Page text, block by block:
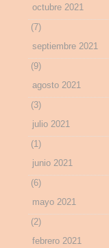
octubre 2021
(7)
septiembre 2021
(9)
agosto 2021
(3)
julio 2021
(1)
junio 2021
(6)
mayo 2021
(2)
febrero 2021